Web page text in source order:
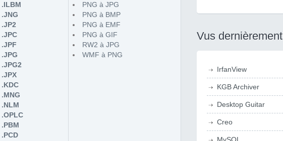
.ILBM
.JNG
.JP2
.JPC
.JPF
.JPG
.JPG2
.JPX
.KDC
.MNG
.NLM
.OPLC
.PBM
.PCD
PNG à JPG
PNG à BMP
PNG à EMF
PNG à GIF
RW2 à JPG
WMF à PNG
Vus dernièrement
IrfanView
KGB Archiver
Desktop Guitar
Creo